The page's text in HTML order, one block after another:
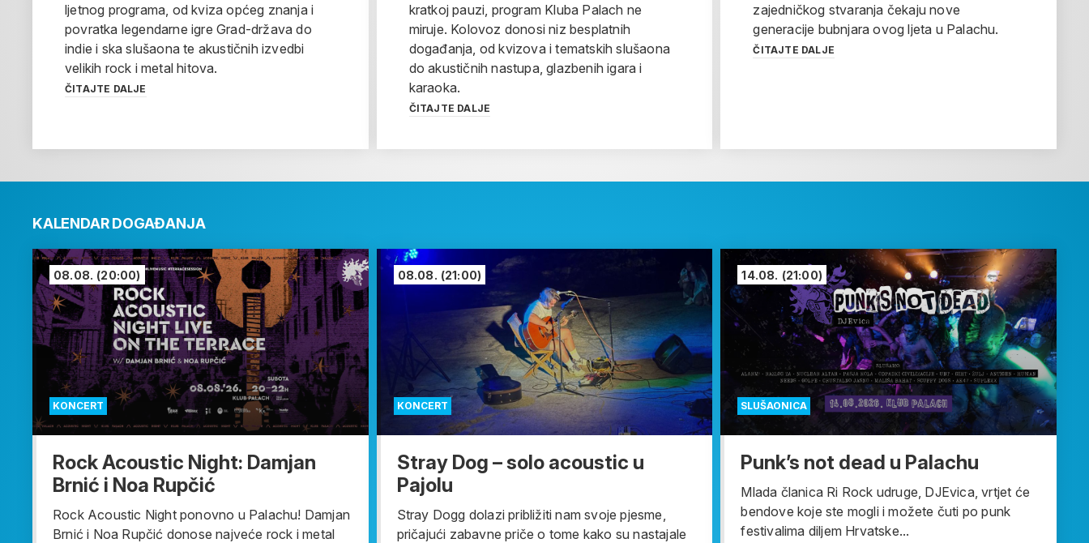
ljetnog programa, od kviza općeg znanja i
povratka legendarne igre Grad-država do
indie i ska slušaona te akustičnih izvedbi
velikih rock i metal hitova.
ČITAJTE DALJE
kratkoj pauzi, program Kluba Palach ne
miruje. Kolovoz donosi niz besplatnih
događanja, od kvizova i tematskih slušaona
do akustičnih nastupa, glazbenih igara i
karaoka.
ČITAJTE DALJE
zajedničkog stvaranja čekaju nove
generacije bubnjara ovog ljeta u Palachu.
ČITAJTE DALJE
KALENDAR DOGAĐANJA
KONCERT
08.08. (20:00)
Rock Acoustic Night: Damjan
Brnić i Noa Rupčić
Rock Acoustic Night ponovno u Palachu! Damjan
Brnić i Noa Rupčić donose najveće rock i metal
KONCERT
08.08. (21:00)
Stray Dog – solo acoustic u
Pajolu
Stray Dogg dolazi približiti nam svoje pjesme,
pričajući zabavne priče o tome kako su nastajale
SLUŠAONICA
14.08. (21:00)
Punk’s not dead u Palachu
Mlada članica Ri Rock udruge, DJEvica, vrtjet će
bendove koje ste mogli i možete čuti po punk
festivalima diljem Hrvatske...